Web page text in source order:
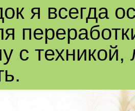
я всегда
с